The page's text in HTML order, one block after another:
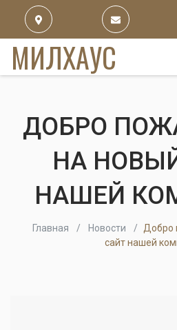
МИЛХАУС
ДОБРО
НА
НАШЕЙ
Главная Новости
Добро
сайт нашей